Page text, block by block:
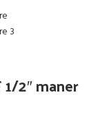
2″ maner